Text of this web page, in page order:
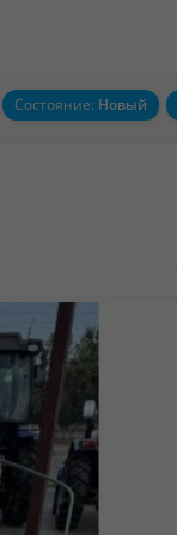
Состояние: Новый